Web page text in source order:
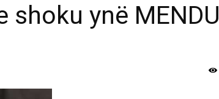
ynë MENDU